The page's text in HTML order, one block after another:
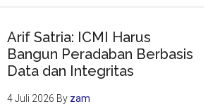
Arif Satria: ICMI Harus
Bangun Peradaban Berbasis
Data dan Integritas
4 Juli 2026 By zam